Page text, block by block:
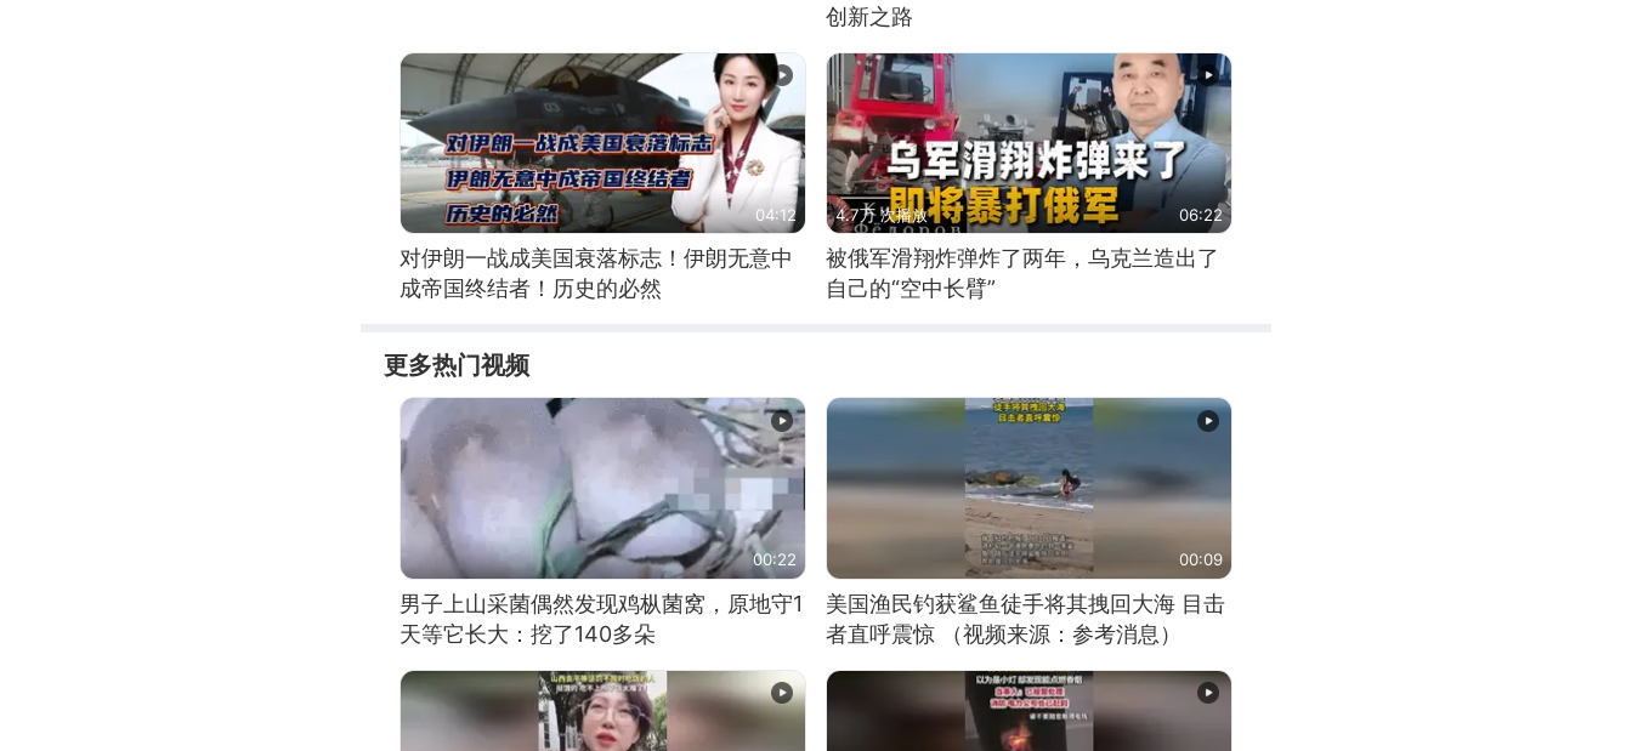
创新之路
04:12
对伊朗一战成美国衰落标志！伊朗无意中
成帝国终结者！历史的必然
4.7万 次播放 06:22
被俄军滑翔炸弹炸了两年，乌克兰造出了
自己的“空中长臂”
更多热门视频
00:22
男子上山采菌偶然发现鸡枞菌窝，原地守1
天等它长大：挖了140多朵
00:09
美国渔民钓获鲨鱼徒手将其拽回大海 目击
者直呼震惊 （视频来源：参考消息）